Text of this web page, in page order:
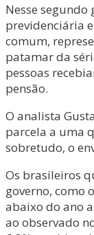
Nesse
previdenciária
comum,
patamar da
pessoas
pensão.
O analista
parcela a uma
sobretudo, o
Os brasileiros
governo, como
abaixo do ano
ao observado